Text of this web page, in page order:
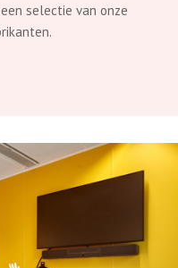
selectie van onze